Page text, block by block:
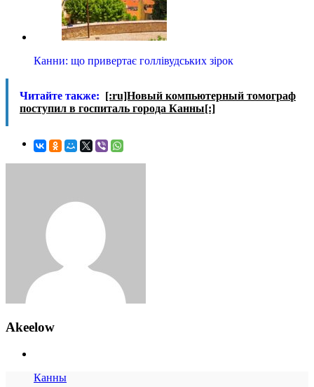
Канни: що привертає голлівудських зірок
Читайте также: [:ru]Новый компьютерный томограф
поступил в госпиталь города Канны[:]
Akeelow
Канны